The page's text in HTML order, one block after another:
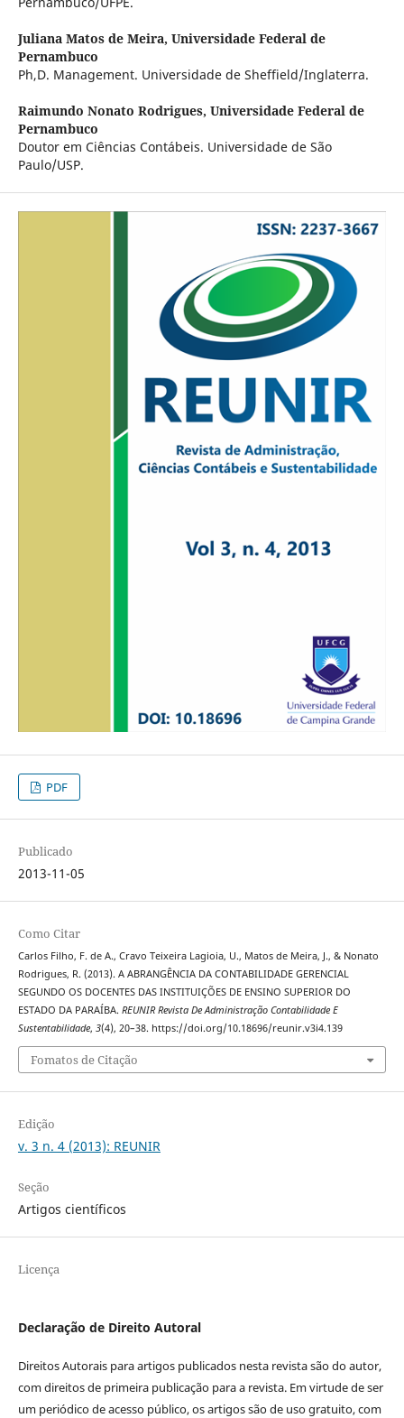
Juliana Matos de Meira, Universidade Federal de
Pernambuco
Ph,D. Management. Universidade de Sheffield/Inglaterra.
Raimundo Nonato Rodrigues, Universidade Federal de
Pernambuco
Doutor em Ciências Contábeis. Universidade de São
Paulo/USP.
PDF
Publicado
2013-11-05
Como Citar
Carlos Filho, F. de A., Cravo Teixeira Lagioia, U., Matos de Meira, J., & Nonato
Rodrigues, R. (2013). A ABRANGÊNCIA DA CONTABILIDADE GERENCIAL
SEGUNDO OS DOCENTES DAS INSTITUIÇÕES DE ENSINO SUPERIOR DO
ESTADO DA PARAÍBA. REUNIR Revista De Administração Contabilidade E
Sustentabilidade, 3(4), 20–38. https://doi.org/10.18696/reunir.v3i4.139
Fomatos de Citação
Edição
v. 3 n. 4 (2013): REUNIR
Seção
Artigos científicos
Licença
Declaração de Direito Autoral
Direitos Autorais para artigos publicados nesta revista são do autor,
com direitos de primeira publicação para a revista. Em virtude de ser
um periódico de acesso público, os artigos são de uso gratuito, com